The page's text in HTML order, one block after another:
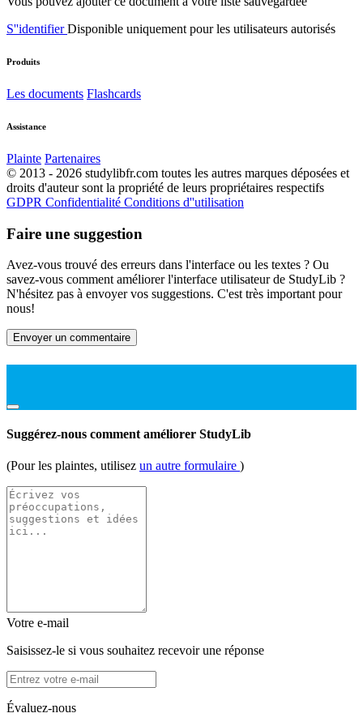
S''identifierDisponible uniquement pour les utilisateurs autorisés
Produits
Les documents Flashcards
Assistance
Plainte Partenaires
© 2013 - 2026 studylibfr.com toutes les autres marques déposées et
droits d'auteur sont la propriété de leurs propriétaires respectifs
GDPR Confidentialité Conditions d''utilisation
Faire une suggestion
Avez-vous trouvé des erreurs dans l'interface ou les textes ? Ou
savez-vous comment améliorer l'interface utilisateur de StudyLib ?
N'hésitez pas à envoyer vos suggestions. C'est très important pour
nous!
Envoyer un commentaire
Suggérez-nous comment améliorer StudyLib
(Pour les plaintes, utilisez un autre formulaire )
Votre e-mail
Saisissez-le si vous souhaitez recevoir une réponse
Évaluez-nous